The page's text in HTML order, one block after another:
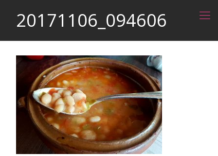
20171106_094606